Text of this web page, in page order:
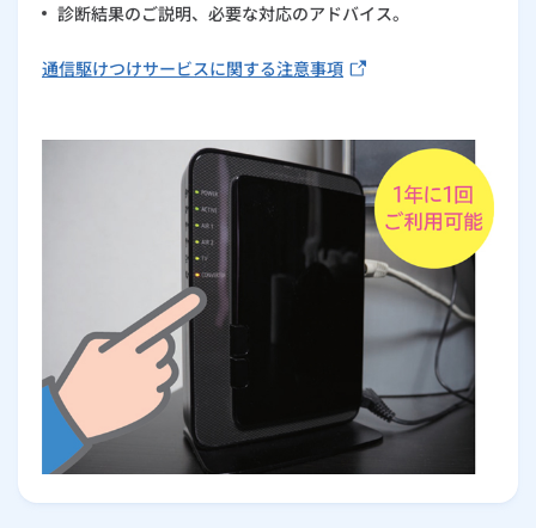
診断結果のご説明、必要な対応のアドバイス。
通信駆けつけサービスに関する注意事項